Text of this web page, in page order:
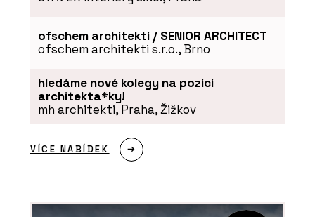
socialistickým PVC nedá v ničem
srovnat, říká architekt René Dlesk.
Hodí se do paneláku, kanceláří i vily z
ofschem architekti / SENIOR ARCHITECT
ofschem architekti s.r.o., Brno
hledáme nové kolegy na pozici
architekta*ky!
mh architekti, Praha, Žižkov
VÍCE NABÍDEK